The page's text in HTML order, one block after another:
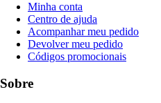
Minha conta
Centro de ajuda
Acompanhar meu pedido
Devolver meu pedido
Códigos promocionais
Sobre